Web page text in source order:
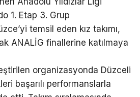
1. Etap 3. Grup
temsil eden kız takımı,
ANALİG finallerine katılmaya
organizasyonda Düzceli
başarılı performanslarla